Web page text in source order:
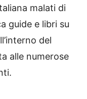
malati di
guide e libri su
del
alle numerose